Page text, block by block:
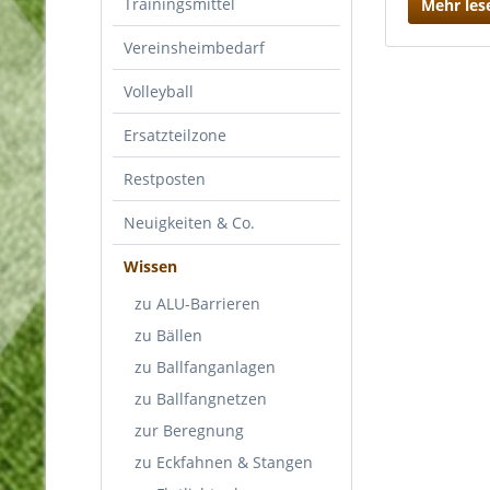
Vereinsheimbedarf
Volleyball
Ersatzteilzone
Restposten
Neuigkeiten & Co.
Wissen
zu ALU-Barrieren
zu Bällen
zu Ballfanganlagen
zu Ballfangnetzen
zur Beregnung
zu Eckfahnen & Stangen
Mehr